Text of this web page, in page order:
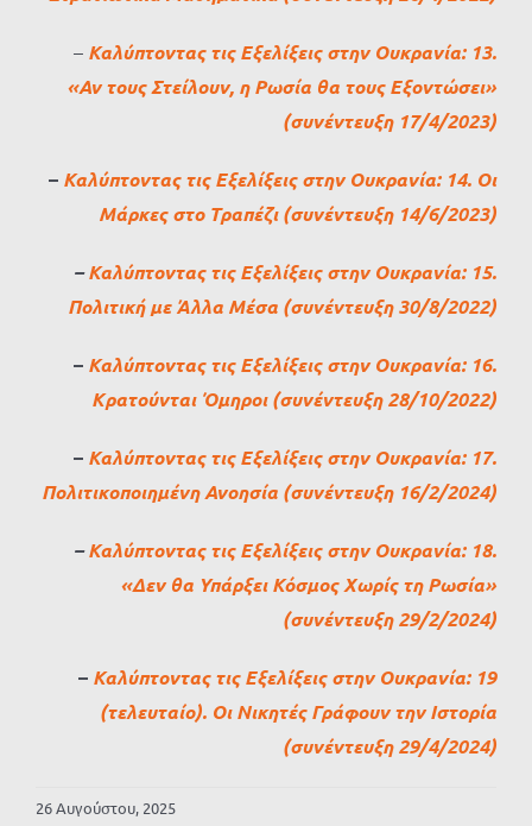
– Καλύπτοντας τις Εξελίξεις στην Ουκρανία: 13.
«Αν τους Στείλουν, η Ρωσία θα τους Εξοντώσει»
(συνέντευξη 17/4/2023)
– Καλύπτοντας τις Εξελίξεις στην Ουκρανία: 14. Οι
Μάρκες στο Τραπέζι (συνέντευξη 14/6/2023)
–Καλύπτοντας τις Εξελίξεις στην Ουκρανία: 15.
Πολιτική με Άλλα Μέσα (συνέντευξη 30/8/2022)
– Καλύπτοντας τις Εξελίξεις στην Ουκρανία: 16.
Κρατούνται Όμηροι (συνέντευξη 28/10/2022)
– Καλύπτοντας τις Εξελίξεις στην Ουκρανία: 17.
Πολιτικοποιημένη Ανοησία (συνέντευξη 16/2/2024)
–Καλύπτοντας τις Εξελίξεις στην Ουκρανία: 18.
«Δεν θα Υπάρξει Κόσμος Χωρίς τη Ρωσία»
(συνέντευξη 29/2/2024)
– Καλύπτοντας τις Εξελίξεις στην Ουκρανία: 19
(τελευταίο). Οι Νικητές Γράφουν την Ιστορία
(συνέντευξη 29/4/2024)
26 Αυγούστου, 2025